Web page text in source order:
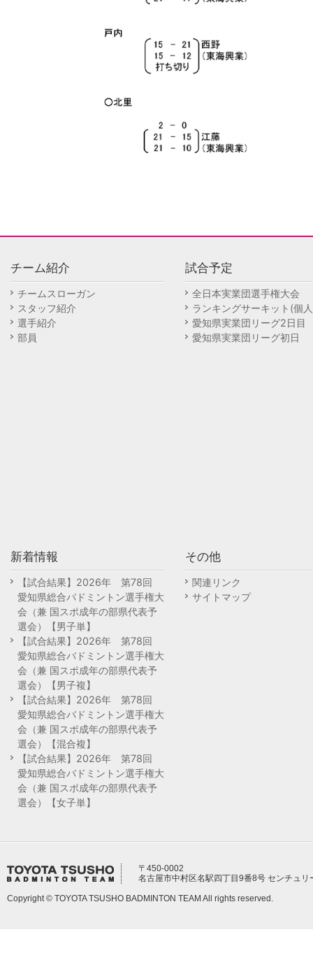
チーム紹介
チームスローガン
スタッフ紹介
選手紹介
部員
試合予定
全日本実業団選手権大会
ランキングサーキット(個
愛知県実業団リーグ2日目
愛知県実業団リーグ初日
新着情報
【試合結果】2026年 第78回
愛知県総合バドミントン選手権大
会（兼 国スポ成年の部県代表予
選会）【男子単】
【試合結果】2026年 第78回
愛知県総合バドミントン選手権大
会（兼 国スポ成年の部県代表予
選会）【男子複】
【試合結果】2026年 第78回
愛知県総合バドミントン選手権大
会（兼 国スポ成年の部県代表予
選会）【混合複】
【試合結果】2026年 第78回
愛知県総合バドミントン選手権大
会（兼 国スポ成年の部県代表予
選会）【女子単】
その他
関連リンク
サイトマップ
〒450-0002
名古屋市中村区名駅四丁目9番8号 センチュリ
Copyright © TOYOTA TSUSHO BADMINTON TEAM All rights reserved.